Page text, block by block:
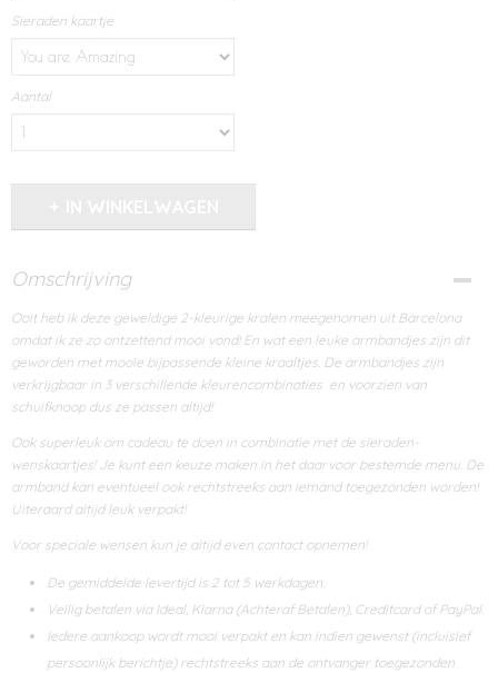
Sieraden kaartje
Aantal
Omschrijving
Ooit heb ik deze geweldige 2-kleurige kralen meegenomen uit Barcelona
omdat ik ze zo ontzettend mooi vond! En wat een leuke armbandjes zijn dit
geworden met mooie bijpassende kleine kraaltjes. De armbandjes zijn
verkrijgbaar in 3 verschillende kleurencombinaties en voorzien van
schuifknoop dus ze passen altijd!
Ook superleuk om cadeau te doen in combinatie met de sieraden-
wenskaartjes! Je kunt een keuze maken in het daarvoor bestemde menu. De
armband kan eventueel ook rechtstreeks aan iemand toegezonden worden!
Uiteraard altijd leuk verpakt!
Voor speciale wensen kun je altijd even contact opnemen!
De gemiddelde levertijd is 2 tot 5 werkdagen.
Veilig betalen via Ideal, Klarna (Achteraf Betalen), Creditcard of PayPal.
Iedere aankoop wordt mooi verpakt en kan indien gewenst (incluisief
persoonlijk berichtje) rechtstreeks aan de ontvanger toegezonden